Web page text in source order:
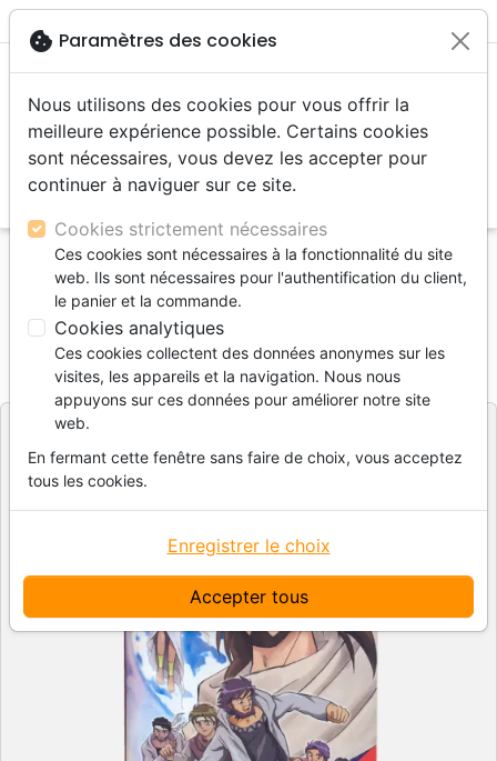
menu
Accueil Jeunesse MANGA LE MESSIE EXTRAITS
MANGA LE MESSIE EXTRAITS
Kozumi Shinozawa
Référence BLF1582 EAN9782910246600 Editeur
cookie Paramètres des cookies
Nous utilisons des cookies pour vous offrir la
meilleure expérience possible. Certains cookies
sont nécessaires, vous devez les accepter pour
continuer à naviguer sur ce site.
Cookies strictement nécessaires
Ces cookies sont nécessaires à la fonctionnalité du site
web. Ils sont nécessaires pour l'authentification du client,
le panier et la commande.
Cookies analytiques
Ces cookies collectent des données anonymes sur les
visites, les appareils et la navigation. Nous nous
appuyons sur ces données pour améliorer notre site
web.
En fermant cette fenêtre sans faire de choix, vous acceptez
tous les cookies.
Accepter tous
Enregistrer le choix